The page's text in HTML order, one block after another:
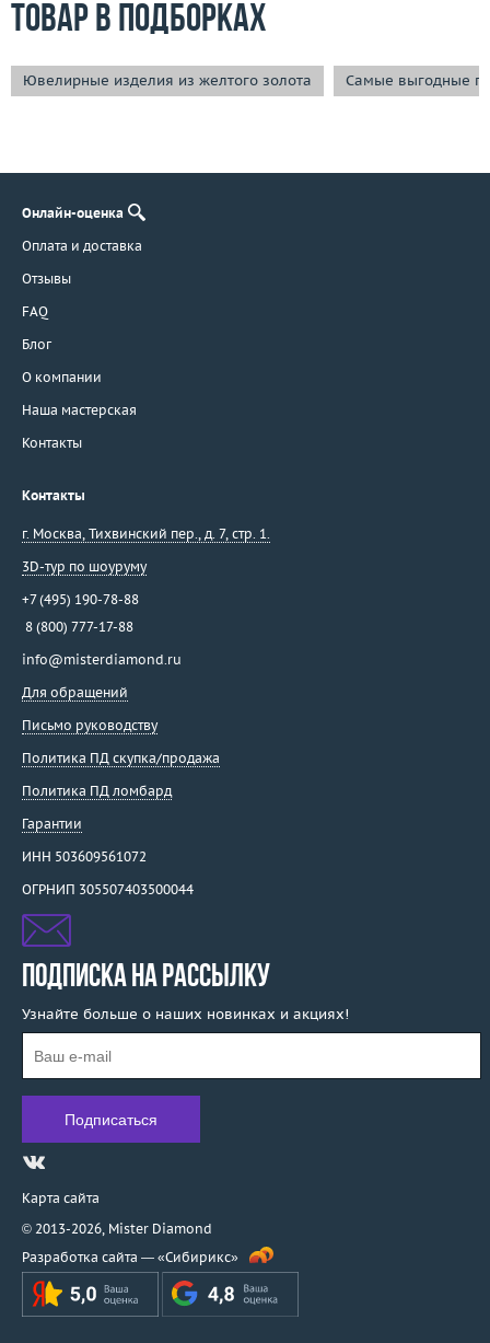
Товар в подборках
Ювелирные изделия из желтого золота Самые выгодные
Онлайн-оценка
Оплата и доставка
Отзывы
FAQ
Блог
О компании
Наша мастерская
Контакты
Контакты
г. Москва, Тихвинский пер., д. 7, стр. 1.
3D-тур по шоуруму
+7 (495) 190-78-88
8 (800) 777-17-88
info@misterdiamond.ru
Для обращений
Письмо руководству
Политика ПД скупка/продажа
Политика ПД ломбард
Гарантии
ИНН 503609561072
ОГРНИП 305507403500044
ПОДПИСКА НА РАССЫЛКУ
Узнайте больше о наших новинках и акциях!
Карта сайта
© 2013-2026, Mister Diamond
Разработка сайта — «Сибирикс»